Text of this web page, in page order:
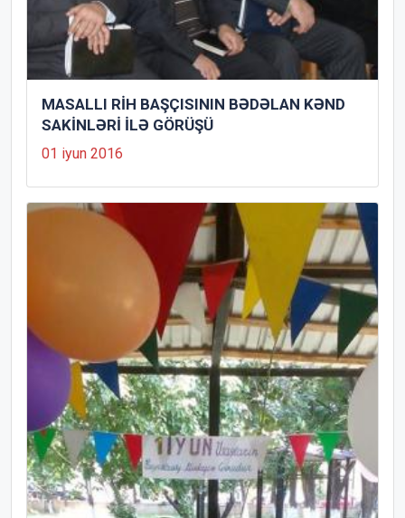
MASALLI RİH BAŞÇISININ BƏDƏLAN KƏND
SAKİNLƏRİ İLƏ GÖRÜŞÜ
01 iyun 2016